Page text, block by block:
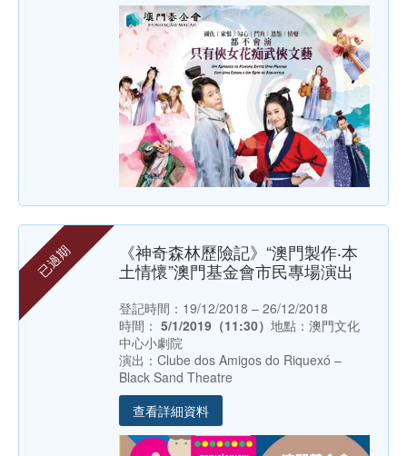
已過期
《神奇森林歷險記》“澳門製作‧本
土情懷”澳門基金會市民專場演出
登記時間：19/12/2018 – 26/12/2018
時間： 5/1/2019（11:30） 地點：澳門文化
中心小劇院
演出：Clube dos Amigos do Riquexó –
Black Sand Theatre
查看詳細資料